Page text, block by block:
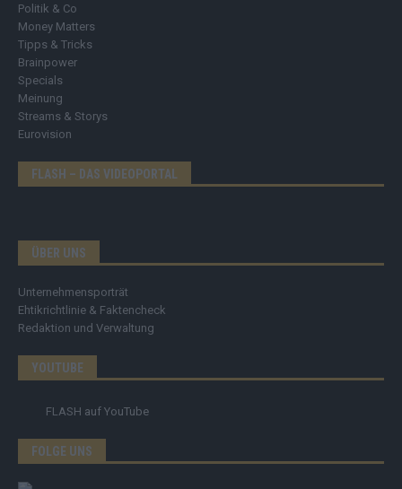
Politik & Co
Money Matters
Tipps & Tricks
Brainpower
Specials
Meinung
Streams & Storys
Eurovision
FLASH – DAS VIDEOPORTAL
ÜBER UNS
Unternehmensporträt
Ehtikrichtlinie & Faktencheck
Redaktion und Verwaltung
YOUTUBE
FLASH auf YouTube
FOLGE UNS